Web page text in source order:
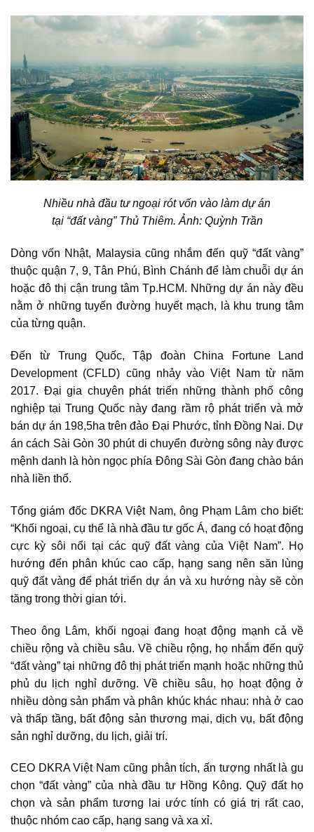
Nhiều nhà đầu tư ngoại rót vốn vào làm dự án
tại “đất vàng” Thủ Thiêm. Ảnh: Quỳnh Trần
Dòng vốn Nhật, Malaysia cũng nhắm đến quỹ “đất vàng”
thuộc quận 7, 9, Tân Phú, Bình Chánh để làm chuỗi dự án
hoặc đô thị cận trung tâm Tp.HCM. Những dự án này đều
nằm ở những tuyến đường huyết mạch, là khu trung tâm
của từng quận.
Đến từ Trung Quốc, Tập đoàn China Fortune Land
Development (CFLD) cũng nhảy vào Việt Nam từ năm
2017. Đại gia chuyên phát triển những thành phố công
nghiệp tại Trung Quốc này đang rầm rộ phát triển và mở
bán dự án 198,5ha trên đảo Đại Phước, tỉnh Đồng Nai. Dự
án cách Sài Gòn 30 phút di chuyển đường sông này được
mệnh danh là hòn ngọc phía Đông Sài Gòn đang chào bán
nhà liền thổ.
Tổng giám đốc DKRA Việt Nam, ông Phạm Lâm cho biết:
“Khối ngoại, cụ thể là nhà đầu tư gốc Á, đang có hoạt động
cực kỳ sôi nổi tại các quỹ đất vàng của Việt Nam”. Họ
hướng đến phân khúc cao cấp, hạng sang nên săn lùng
quỹ đất vàng để phát triển dự án và xu hướng này sẽ còn
tăng trong thời gian tới.
Theo ông Lâm, khối ngoại đang hoạt động mạnh cả về
chiều rộng và chiều sâu. Về chiều rộng, họ nhắm đến quỹ
“đất vàng” tại những đô thị phát triển mạnh hoặc những thủ
phủ du lịch nghỉ dưỡng. Về chiều sâu, họ hoạt động ở
nhiều dòng sản phẩm và phân khúc khác nhau: nhà ở cao
và thấp tầng, bất động sản thương mại, dịch vụ, bất động
sản nghỉ dưỡng, du lịch, giải trí.
CEO DKRA Việt Nam cũng phân tích, ấn tượng nhất là gu
chọn “đất vàng” của nhà đầu tư Hồng Kông. Quỹ đất họ
chọn và sản phẩm tương lai ước tính có giá trị rất cao,
thuộc nhóm cao cấp, hạng sang và xa xỉ.